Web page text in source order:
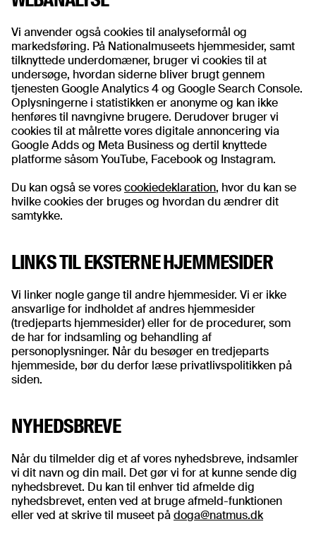
Vi anvender også cookies til analyseformål og
markedsføring. På Nationalmuseets hjemmesider, samt
tilknyttede underdomæner, bruger vi cookies til at
undersøge, hvordan siderne bliver brugt gennem
tjenesten Google Analytics 4 og Google Search Console.
Oplysningerne i statistikken er anonyme og kan ikke
henføres til navngivne brugere. Derudover bruger vi
cookies til at målrette vores digitale annoncering via
Google Adds og Meta Business og dertil knyttede
platforme såsom YouTube, Facebook og Instagram.
Du kan også se vorescookiedeklaration, hvor du kan se
hvilke cookies der bruges og hvordan du ændrer dit
samtykke.
LINKS TIL EKSTERNE HJEMMESIDER
Vi linker nogle gange til andre hjemmesider. Vi er ikke
ansvarlige for indholdet af andres hjemmesider
(tredjeparts hjemmesider) eller for de procedurer, som
de har for indsamling og behandling af
personoplysninger. Når du besøger en tredjeparts
hjemmeside, bør du derfor læse privatlivspolitikken på
siden.
NYHEDSBREVE
Når du tilmelder dig et af vores nyhedsbreve, indsamler
vi dit navn og din mail. Det gør vi for at kunne sende dig
nyhedsbrevet. Du kan til enhver tid afmelde dig
nyhedsbrevet, enten ved at bruge afmeld-funktionen
eller ved at skrive til museet pådoga@natmus.dk